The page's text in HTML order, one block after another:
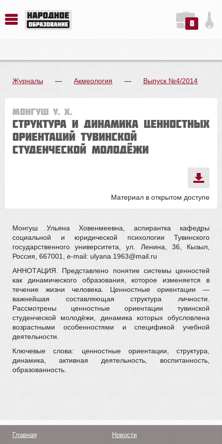
0
Журналы — Акмеология — Выпуск №4/2014
Монгуш У. Х.
СТРУКТУРА И ДИНАМИКА ЦЕННОСТНЫХ
ОРИЕНТАЦИЙ ТУВИНСКОЙ
СТУДЕНЧЕСКОЙ МОЛОДЁЖИ
Материал в открытом доступе
Монгуш Ульяна Ховенмеевна, аспирантка кафедры
социальной и юридической психологии Тувинского
государственного университета, ул. Ленина, 36, Кызыл,
Россия, 667001, e-mail: ulyana.1963@mail.ru
АННОТАЦИЯ. Представлено понятие системы ценностей
как динамического образования, которое изменяется в
течение жизни человека. Ценностные ориентации —
важнейшая составляющая структура личности.
Рассмотрены ценностные ориентации тувинской
студенческой молодёжи, динамика которых обусловлена
возрастными особенностями и спецификой учебной
деятельности.
Ключевые слова: ценностные ориентации, структура,
динамика, активная деятельность, воспитанность,
образованность.
Главная Новости